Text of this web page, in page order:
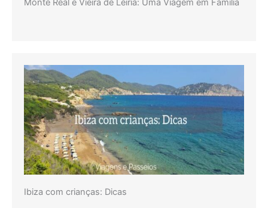
Ibiza com crianças: Dicas